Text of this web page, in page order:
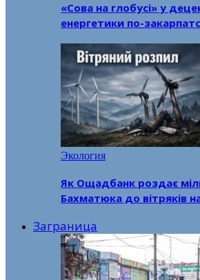
«Сова на глобусі» у
енергетики по-
Экология
Як Ощадбанк роздає
Бахматюка до вітряків
Заграница